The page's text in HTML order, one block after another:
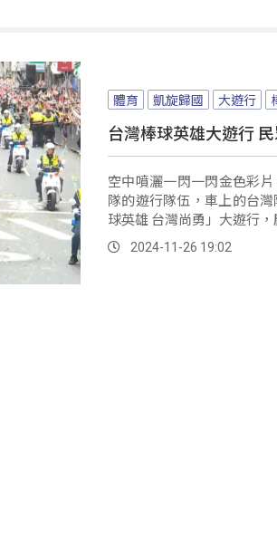
體育 凱旋歸國 大遊行
台灣棒球英雄大遊行
空中噴灑一閃一閃金色彩
隊的遊行隊伍，車上的台
球英雄 台灣尚勇」大遊行
2024-11-26 19:02